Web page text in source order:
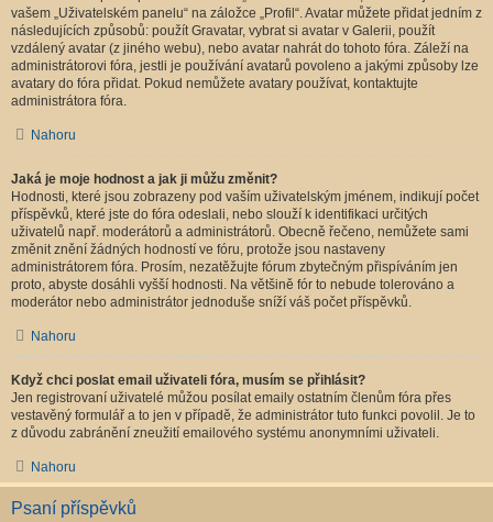
vašem „Uživatelském panelu“ na záložce „Profil“. Avatar můžete přidat jedním z
následujících způsobů: použít Gravatar, vybrat si avatar v Galerii, použít
vzdálený avatar (z jiného webu), nebo avatar nahrát do tohoto fóra. Záleží na
administrátorovi fóra, jestli je používání avatarů povoleno a jakými způsoby lze
avatary do fóra přidat. Pokud nemůžete avatary používat, kontaktujte
administrátora fóra.
Nahoru
Jaká je moje hodnost a jak ji můžu změnit?
Hodnosti, které jsou zobrazeny pod vaším uživatelským jménem, indikují počet
příspěvků, které jste do fóra odeslali, nebo slouží k identifikaci určitých
uživatelů např. moderátorů a administrátorů. Obecně řečeno, nemůžete sami
změnit znění žádných hodností ve fóru, protože jsou nastaveny
administrátorem fóra. Prosím, nezatěžujte fórum zbytečným přispíváním jen
proto, abyste dosáhli vyšší hodnosti. Na většině fór to nebude tolerováno a
moderátor nebo administrátor jednoduše sníží váš počet příspěvků.
Nahoru
Když chci poslat email uživateli fóra, musím se přihlásit?
Jen registrovaní uživatelé můžou posílat emaily ostatním členům fóra přes
vestavěný formulář a to jen v případě, že administrátor tuto funkci povolil. Je to
z důvodu zabránění zneužití emailového systému anonymními uživateli.
Nahoru
Psaní příspěvků